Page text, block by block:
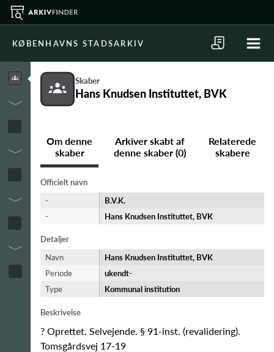
KØBENHAVNS STADSARKIV
Skaber
Hans Knudsen Instituttet, BVK
Om denne
skaber
Arkiver skabt af
denne skaber (0)
Relaterede
skabere
Officielt navn
-
B.V.K.
-
Hans Knudsen Instituttet, BVK
Detaljer
Navn
Hans Knudsen Instituttet, BVK
Periode
ukendt-​
Type
Kommunal institution
Beskrivelse
? Oprettet. Selvejende. § 91-inst. (revalidering).
Tomsgårdsvej 17-19